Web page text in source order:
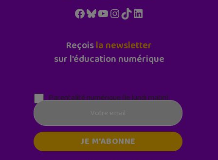
Facebook
Bluesky
YouTube
Instagram
TikTokLinkedIn
Reçoisla newsletter
sur l'éducation numérique
Parentalité numérique (le lundi matin)